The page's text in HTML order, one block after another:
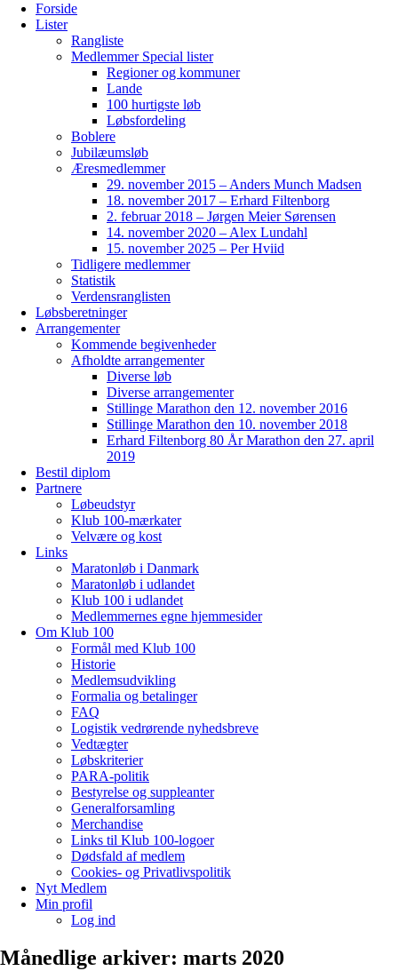
Forside
Lister
Rangliste
Medlemmer Special lister
Regioner og kommuner
Lande
100 hurtigste løb
Løbsfordeling
Boblere
Jubilæumsløb
Æresmedlemmer
29. november 2015 – Anders Munch Madsen
18. november 2017 – Erhard Filtenborg
2. februar 2018 – Jørgen Meier Sørensen
14. november 2020 – Alex Lundahl
15. november 2025 – Per Hviid
Tidligere medlemmer
Statistik
Verdensranglisten
Løbsberetninger
Arrangementer
Kommende begivenheder
Afholdte arrangementer
Diverse løb
Diverse arrangementer
Stillinge Marathon den 12. november 2016
Stillinge Marathon den 10. november 2018
Erhard Filtenborg 80 År Marathon den 27. april
2019
Bestil diplom
Partnere
Løbeudstyr
Klub 100-mærkater
Velvære og kost
Links
Maratonløb i Danmark
Maratonløb i udlandet
Klub 100 i udlandet
Medlemmernes egne hjemmesider
Om Klub 100
Formål med Klub 100
Historie
Medlemsudvikling
Formalia og betalinger
FAQ
Logistik vedrørende nyhedsbreve
Vedtægter
Løbskriterier
PARA-politik
Bestyrelse og suppleanter
Generalforsamling
Merchandise
Links til Klub 100-logoer
Dødsfald af medlem
Cookies- og Privatlivspolitik
Nyt Medlem
Min profil
Log ind
Månedlige arkiver: marts 2020